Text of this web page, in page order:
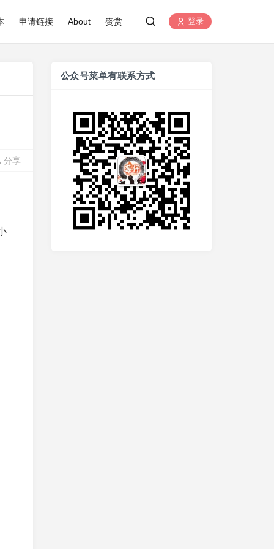
申请链接 About 赞赏 登录
分享
公众号菜单有联系方式